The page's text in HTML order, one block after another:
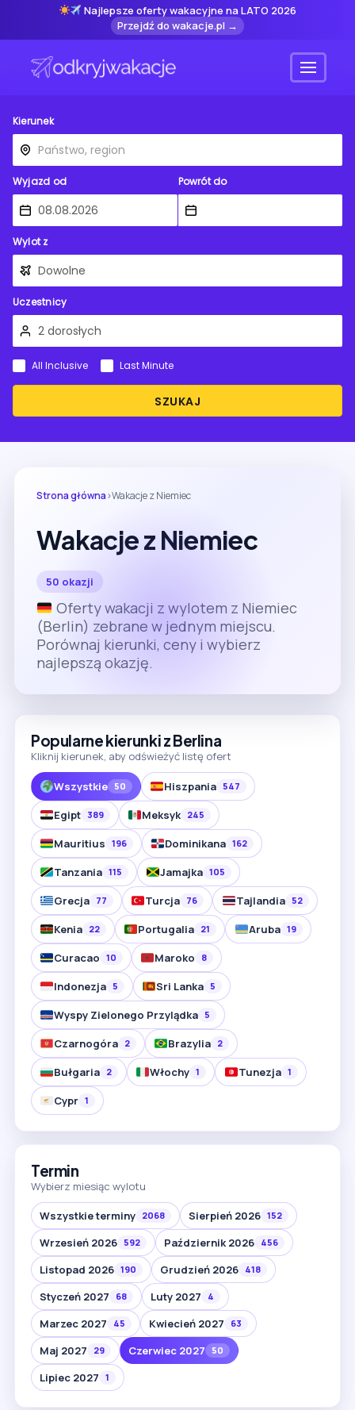
Najlepsze oferty wakacyjne na LATO 2026
Przejdź do wakacje.pl →
Menu
Kierunek
Wyjazd od Powrót do
Wylot z
Uczestnicy
SZUKAJ
All Inclusive Last Minute
Strona główna›Wakacje z Niemiec
Wakacje z Niemiec
50 okazji
Oferty wakacji z wylotem z Niemiec
(Berlin) zebrane w jednym miejscu.
Porównaj kierunki, ceny i wybierz
najlepszą okazję.
Popularne kierunki z Berlina
Kliknij kierunek, aby odświeżyć listę ofert
Wszystkie 50 Hiszpania 547
Egipt 389 Meksyk 245
Mauritius 196 Dominikana 162
Tanzania 115 Jamajka 105
Grecja 77 Turcja 76 Tajlandia 52
Kenia 22 Portugalia 21 Aruba 19
Curacao 10 Maroko 8
Indonezja 5 Sri Lanka 5
Wyspy Zielonego Przylądka 5
Czarnogóra 2 Brazylia 2
Bułgaria 2 Włochy 1 Tunezja 1
Cypr 1
Termin
Wybierz miesiąc wylotu
Wszystkie terminy 2068 Sierpień 2026 152
Wrzesień 2026 592 Październik 2026 456
Listopad 2026 190 Grudzień 2026 418
Styczeń 2027 68 Luty 2027 4
Marzec 2027 45 Kwiecień 2027 63
Maj 2027 29 Czerwiec 2027 50
Lipiec 2027 1